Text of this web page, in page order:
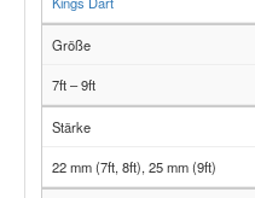
Größe
7ft – 9ft
Stärke
22 mm (7ft, 8ft), 25 mm (9ft)